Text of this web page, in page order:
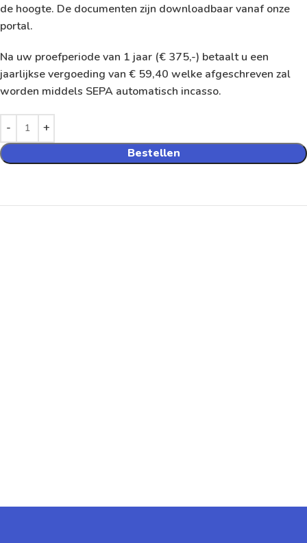
de hoogte. De documenten zijn downloadbaar vanaf onze
portal.
Na uw proefperiode van 1 jaar (€ 375,-) betaalt u een
jaarlijkse vergoeding van € 59,40 welke afgeschreven zal
worden middels SEPA automatisch incasso.
Bestellen